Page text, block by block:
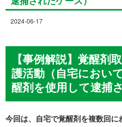
2024-06-17
【事例解説】覚醒剤
護活動（自宅におい
醒剤を使用して逮捕
今回は、自宅で覚醒剤を複数回